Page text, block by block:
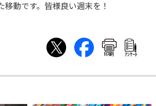
動です。皆様良い週末を！
印刷 ｱﾝｹｰﾄ